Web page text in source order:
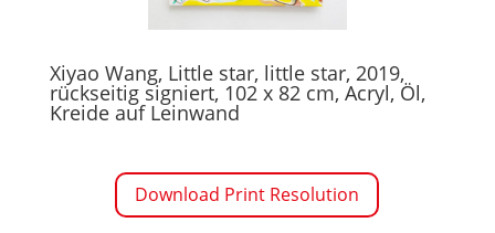
Xiyao Wang, Little star, little star, 2019,
rückseitig signiert, 102 x 82 cm, Acryl, Öl,
Kreide auf Leinwand
Download Print Resolution